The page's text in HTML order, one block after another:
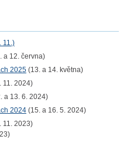
11.)
a 12. června)
2025(13. a 14. května)
11. 2024)
a 13. 6. 2024)
2024(15. a 16. 5. 2024)
11. 2023)